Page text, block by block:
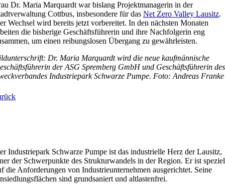
Dr. Maria Marquardt war bislang Projektmanagerin in der
Cottbus, insbesondere für das Net Zero Valley Lausitz.
Wechsel wird bereits jetzt vorbereitet. In den nächsten Monaten
die bisherige Geschäftsführerin und ihre Nachfolgerin eng
um einen reibungslosen Übergang zu gewährleisten.
Dr. Maria Marquardt wird die neue kaufmännische
der ASG Spremberg GmbH und Geschäftsführerin des
Industriepark Schwarze Pumpe. Foto: Andreas Franke
Industriepark Schwarze Pumpe ist das industrielle Herz der Lausitz,
der Schwerpunkte des Strukturwandels in der Region. Er ist
die Anforderungen von Industrieunternehmen ausgerichtet. Seine
sind grundsaniert und altlastenfrei.